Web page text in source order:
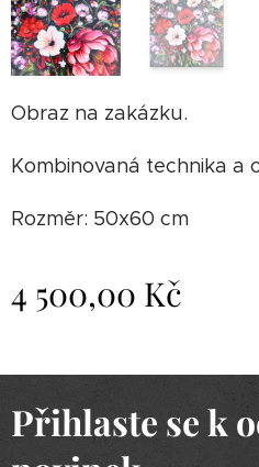
Obraz na zakázku.
Kombinovaná technika a
Rozměr: 50x60 cm
4 500,00 Kč
Přihlaste se k